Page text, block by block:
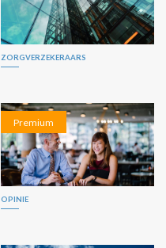
ZORGVERZEKERAARS
Premium
OPINIE